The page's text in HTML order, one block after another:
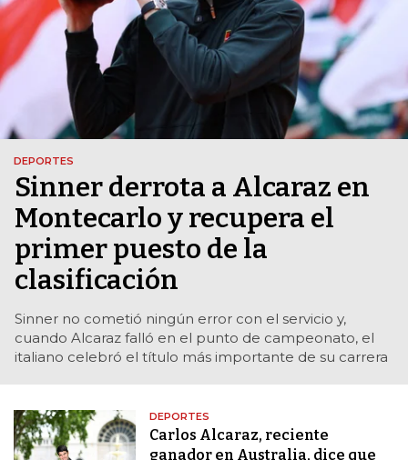
DEPORTES
Sinner derrota a Alcaraz en
Montecarlo y recupera el
primer puesto de la
clasificación
Sinner no cometió ningún error con el servicio y,
cuando Alcaraz falló en el punto de campeonato, el
italiano celebró el título más importante de su carrera
DEPORTES
Carlos Alcaraz, reciente
ganador en Australia, dice que